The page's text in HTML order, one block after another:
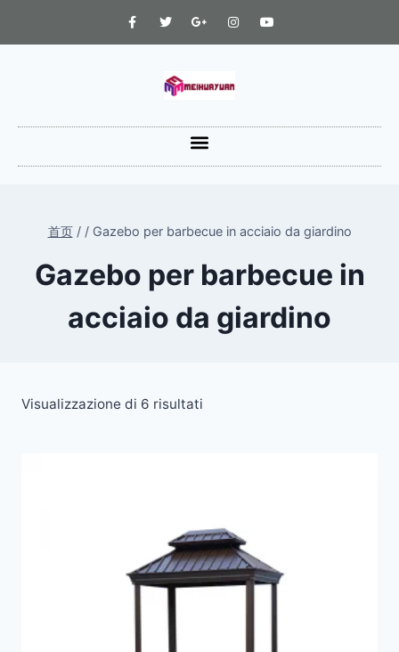
首页 / / Gazebo per barbecue in acciaio da giardino
Gazebo per barbecue in
acciaio da giardino
Visualizzazione di 6 risultati